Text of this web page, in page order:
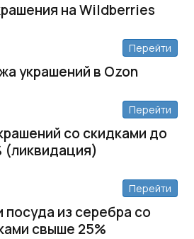
на Wildberries
Перейти
украшений в Ozon
Перейти
со скидками до
(ликвидация)
Перейти
посуда из серебра со
свыше 25%